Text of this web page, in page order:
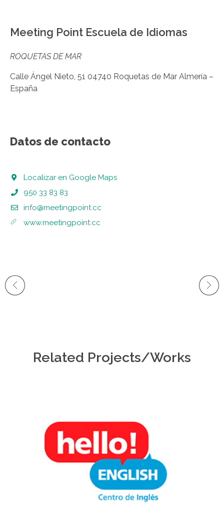
Meeting Point Escuela de Idiomas
ROQUETAS DE MAR
Calle Ángel Nieto, 51 04740 Roquetas de Mar Almería –
España
Datos de contacto
Localizar en Google Maps
950 33 83 83
info@meetingpoint.cc
www.meetingpoint.cc
Related Projects/Works